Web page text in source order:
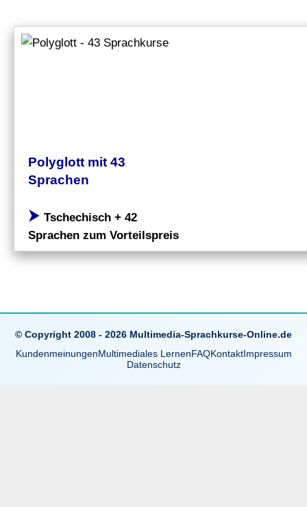
Polyglott mit 43
Sprachen
⮞ Tschechisch + 42
Sprachen zum Vorteilspreis
© Copyright 2008 - 2026 Multimedia-Sprachkurse-Online.de
KundenmeinungenMultimediales LernenFAQKontaktImpressum
Datenschutz